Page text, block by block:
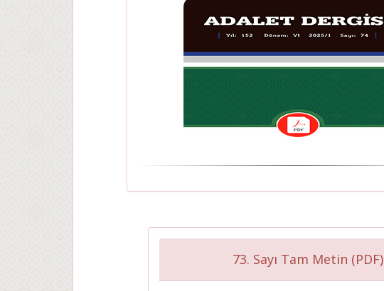
73. Sayı Tam Metin (PDF)